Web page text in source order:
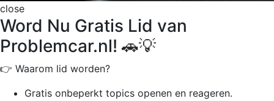
close
Word Nu Gratis Lid van
Problemcar.nl! 🚗💡
👉 Waarom lid worden?
Gratis onbeperkt topics openen en reageren.